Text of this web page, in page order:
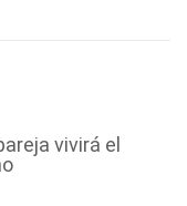
vivirá el